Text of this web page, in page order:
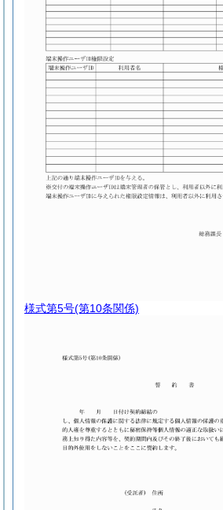
様式第5号(第10条関係)